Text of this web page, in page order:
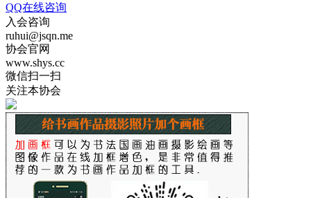
QQ在线咨询
入会咨询
ruhui@jsqn.me
协会官网
www.shys.cc
微信扫一扫
关注本协会